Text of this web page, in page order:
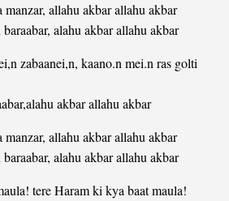
allahu akbar allahu akbar
alahu akbar allahu akbar
zabaanei,n, kaano.n mei.n ras golti
akbar allahu akbar
allahu akbar allahu akbar
alahu akbar allahu akbar
tere Haram ki kya baat maula!